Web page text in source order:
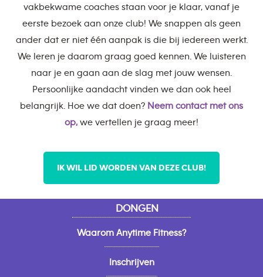
vakbekwame coaches staan voor je klaar, vanaf je
eerste bezoek aan onze club! We snappen als geen
ander dat er niet één aanpak is die bij iedereen werkt.
We leren je daarom graag goed kennen. We luisteren
naar je en gaan aan de slag met jouw wensen.
Persoonlijke aandacht vinden we dan ook heel
belangrijk. Hoe we dat doen? Neem contact met ons
op, we vertellen je graag meer!
IK WIL LID WORDEN VAN DEZE CLUB!
DONGEN
Waarom Anytime Fitness?
Inschrijven